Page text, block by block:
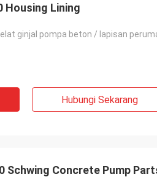
Housing Lining
ginjal pompa beton / lapisan
Hubungi Sekarang
Schwing Concrete Pump